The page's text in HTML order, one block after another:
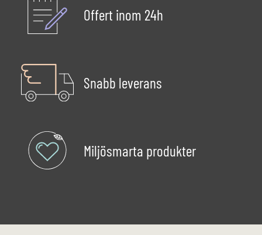
Offert inom 24h
Snabb leverans
Miljösmarta produkter